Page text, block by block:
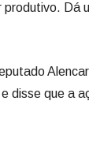
Dá
disse que a